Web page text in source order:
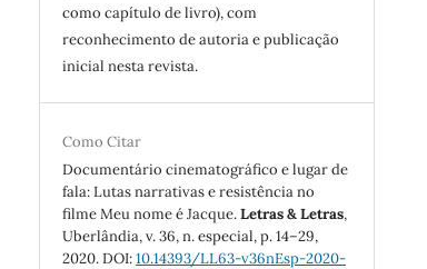
como capítulo de livro), com
reconhecimento de autoria e publicação
inicial nesta revista.
Como Citar
Documentário cinematográfico e lugar de
fala: Lutas narrativas e resistência no
filme Meu nome é Jacque.Letras & Letras,
Uberlândia, v. 36, n. especial, p. 14–29,
2020. DOI:10.14393/LL63-v36nEsp-2020-